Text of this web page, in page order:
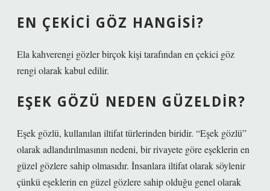
EN ÇEKICI GÖZ HANGISI?
Ela kahverengi gözler birçok kişi tarafından en çekici göz
rengi olarak kabul edilir.
EŞEK GÖZÜ NEDEN GÜZELDIR?
Eşek gözlü, kullanılan iltifat türlerinden biridir. “Eşek gözlü”
olarak adlandırılmasının nedeni, bir rivayete göre eşeklerin en
güzel gözlere sahip olmasıdır. İnsanlara iltifat olarak söylenir
çünkü eşeklerin en güzel gözlere sahip olduğu genel olarak